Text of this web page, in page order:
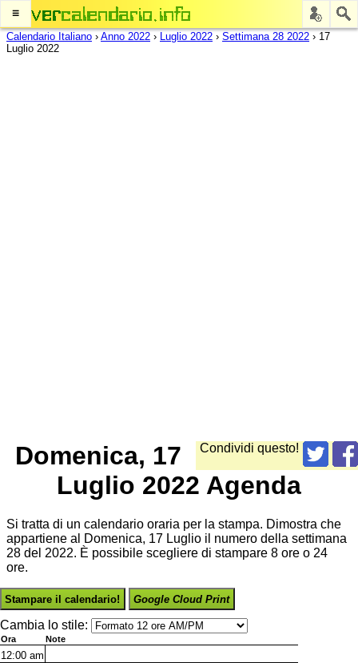
≡
Calendario Italiano › Anno 2022 › Luglio 2022 › Settimana 28 2022 › 17
Luglio 2022
Condividi questo!
Domenica, 17
Luglio 2022 Agenda
Si tratta di un calendario oraria per la stampa. Dimostra che
appartiene al Domenica, 17 Luglio il numero della settimana
28 del 2022. È possibile scegliere di stampare 8 ore o 24
ore.
Stampare il calendario! Google Cloud Print
Cambia lo stile:
Ora Note
12:00 am